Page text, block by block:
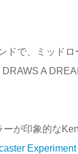
ドで、ミッドロ
A
ーが印象的な
Experiment